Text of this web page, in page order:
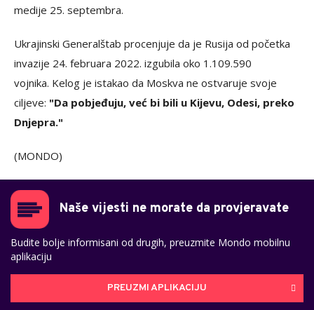
medije 25. septembra.
Ukrajinski Generalštab procenjuje da je Rusija od početka
invazije 24. februara 2022. izgubila oko 1.109.590
vojnika. Kelog je istakao da Moskva ne ostvaruje svoje
ciljeve: "Da pobjeđuju, već bi bili u Kijevu, Odesi, preko
Dnjepra."
(MONDO)
Naše vijesti ne morate da provjeravate
Budite bolje informisani od drugih, preuzmite Mondo mobilnu
aplikaciju
PREUZMI APLIKACIJU